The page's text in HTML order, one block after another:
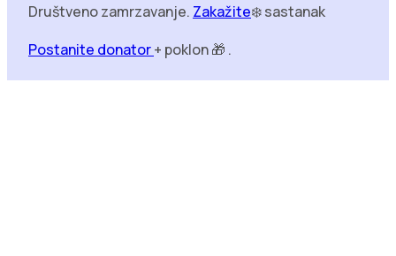
Društveno zamrzavanje. Zakažite❄️ sastanak
Postanite donator+ poklon 🎁 .